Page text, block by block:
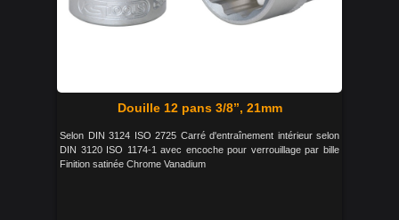
Douille 12 pans 3/8’’, 21mm
Selon DIN 3124 ISO 2725 Carré d'entraînement intérieur selon
DIN 3120 ISO 1174-1 avec encoche pour verrouillage par bille
Finition satinée Chrome Vanadium